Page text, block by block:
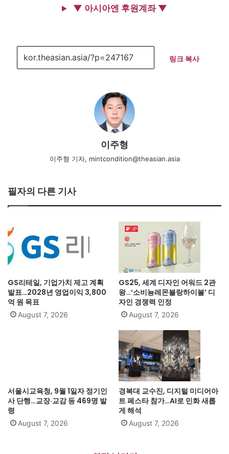
▼ 아시아엔 후원계좌 ▼
링크 복사
이주형
이주형 기자, mintcondition@theasian.asia
필자의 다른 기사
GS리테일, 기업가치 제고 계획
발표…2028년 영업이익 3,800
억 원 목표
August 7, 2026
GS25, 세계 디자인 어워드 2관
왕…‘소비뇽레몬블랑하이볼’ 디
자인 경쟁력 인정
August 7, 2026
서울시교육청, 9월 1일자 정기인
사 단행…교장·교감 등 469명 발
령
August 7, 2026
경복대 교수진, 디지털 미디어아
트 페스타 참가…AI로 민화 새롭
게 해석
August 7, 2026